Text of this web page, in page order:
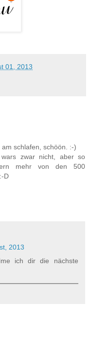
01, 2013
schlafen, schöön. :-)
zwar nicht, aber so
mehr von den 500
D
2013
ich dir die nächste